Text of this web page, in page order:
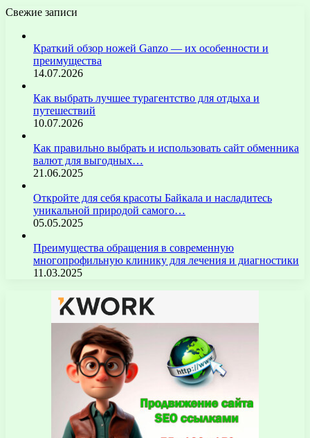
Свежие записи
Краткий обзор ножей Ganzo — их особенности и
преимущества
14.07.2026
Как выбрать лучшее турагентство для отдыха и
путешествий
10.07.2026
Как правильно выбрать и использовать сайт обменника
валют для выгодных…
21.06.2025
Откройте для себя красоты Байкала и насладитесь
уникальной природой самого…
05.05.2025
Преимущества обращения в современную
многопрофильную клинику для лечения и диагностики
11.03.2025